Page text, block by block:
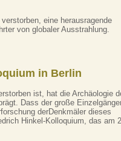
eine herausragende
von globaler Ausstrahlung.
in Berlin
ist, hat die Archäologie
Dass der große
derDenkmäler dieses
Hinkel-Kolloquium, das am